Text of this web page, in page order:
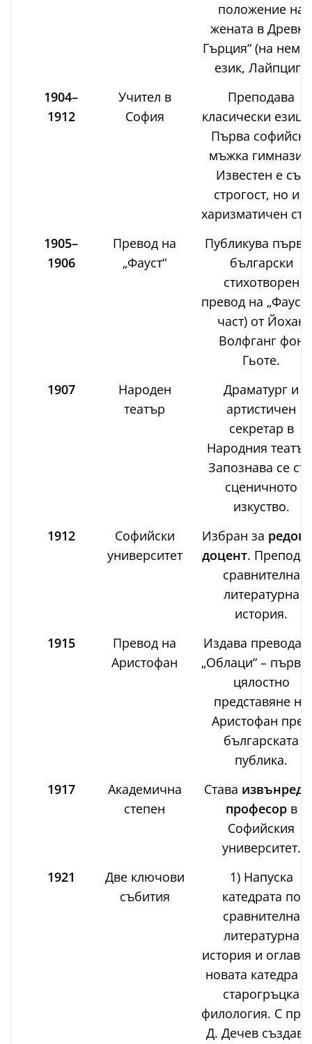
положение на
жената в Древна
Гърция“ (на
език, Лайпциг).
1904–
1912
Учител в
София
Преподава
класически
Първа софийска
мъжка
Известен е със
строгост, но и с
харизматичен
1905–
1906
Превод на
„Фауст“
Публикува
български
стихотворен
превод на
част) от Йохан
Волфганг фон
Гьоте.
1907
Народен
театър
Драматург и
артистичен
секретар в
Народния
Запознава се
сценичното
изкуство.
1912
Софийски
университет
Избран за
доцент.
сравнителна
литературна
история.
1915
Превод на
Аристофан
Издава превода
„Облаци“ –
цялостно
представяне на
Аристофан пред
българската
публика.
1917
Академична
степен
Става
професорв
Софийския
университет.
1921
Две ключови
събития
1) Напуска
катедрата по
сравнителна
литературна
история и
новата катедра
старогръцка
филология. С
Д. Дечев